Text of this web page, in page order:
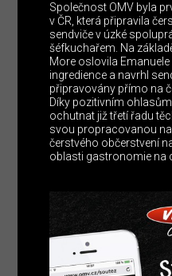
Společnost OMV byla
v ČR, která připravila
sendviče v úzké
šéfkuchařem. Na
More oslovila Emanuele
ingredience a navrhl
připravovány přímo na
Díky pozitivním
ochutnat již třetí řadu
svou propracovanou
čerstvého občerstvení
oblasti gastronomie na